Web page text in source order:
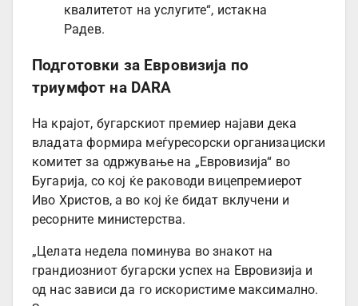
квалитетот на услугите“, истакна
Радев.
Подготовки за Евровизија по
триумфот на DARA
На крајот, бугарскиот премиер најави дека
владата формира меѓуресорски организациски
комитет за одржување на „Евровизија“ во
Бугарија, со кој ќе раководи вицепремиерот
Иво Христов, а во кој ќе бидат вклучени и
ресорните министерства.
„Целата недела поминува во знакот на
грандиозниот бугарски успех на Евровизија и
од нас зависи да го искористиме максимално.